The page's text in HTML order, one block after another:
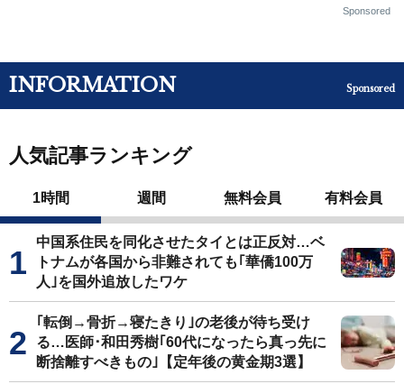
Sponsored
INFORMATION Sponsored
人気記事ランキング
1時間 週間 無料会員 有料会員
中国系住民を同化させたタイとは正反対…ベ
トナムが各国から非難されても｢華僑100万
人｣を国外追放したワケ
｢転倒→骨折→寝たきり｣の老後が待ち受け
る…医師･和田秀樹｢60代になったら真っ先に
断捨離すべきもの｣【定年後の黄金期3選】